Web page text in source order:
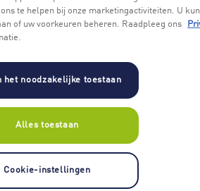
te helpen bij onze marketingactiviteiten. U
of uw voorkeuren beheren. Raadpleeg ons
het noodzakelijke toestaan
Alles toestaan
Cookie-instellingen